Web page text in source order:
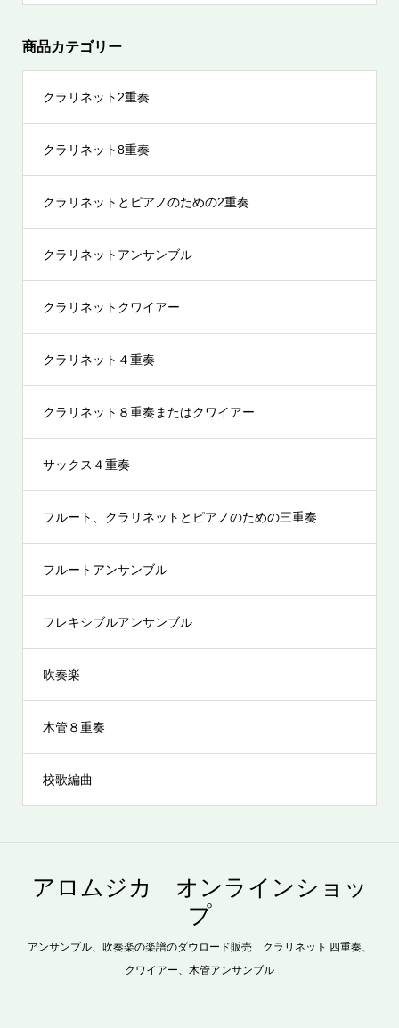
商品カテゴリー
クラリネット2重奏
クラリネット8重奏
クラリネットとピアノのための2重奏
クラリネットアンサンブル
クラリネットクワイアー
クラリネット４重奏
クラリネット８重奏またはクワイアー
サックス４重奏
フルート、クラリネットとピアノのための三重奏
フルートアンサンブル
フレキシブルアンサンブル
吹奏楽
木管８重奏
校歌編曲
アロムジカ オンラインショッ
プ
アンサンブル、吹奏楽の楽譜のダウロード販売 クラリネット 四重奏、
クワイアー、木管アンサンブル